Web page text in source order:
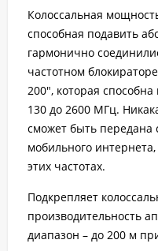
Колоссальная
способная подавить
гармонично
частотном
200", которая
130 до 2600 МГц.
сможет быть
мобильного
этих частотах.
Подкрепляет
производительность
диапазон – до 200 м